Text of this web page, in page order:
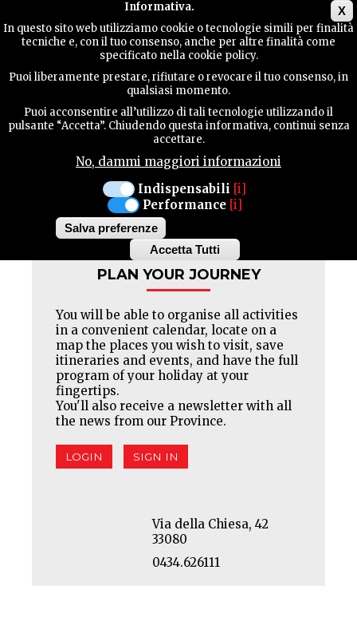
X
Informativa.
In questo sito web utilizziamo cookie o tecnologie simili per finalità
tecniche e, con il tuo consenso, anche per altre finalità come
specificato nella cookie policy.
Puoi liberamente prestare, rifiutare o revocare il tuo consenso, in
qualsiasi momento.
Puoi acconsentire all’utilizzo di tali tecnologie utilizzando il
pulsante “Accetta”. Chiudendo questa informativa, continui senza
accettare.
No, dammi maggiori informazioni
Indispensabili [i]
Performance [i]
Salva preferenze
Accetta Tutti
Withdraw
TERRITORY
CONTACTS
PULCINELLA
Closed : WED-pm
Facebook
Twitter
Pinterest
PLAN YOUR JOURNEY
You will be able to organise all activities
in a convenient calendar, locate on a
map the places you wish to visit, save
itineraries and events, and have the full
program of your holiday at your
fingertips.
You'll also receive a newsletter with all
the news from our Province.
LOGIN SIGN IN
Via della Chiesa, 42
33080
0434.626111